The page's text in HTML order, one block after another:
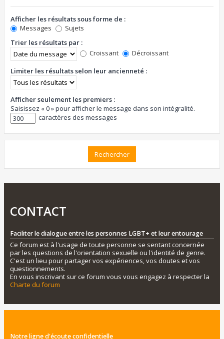
Afficher les résultats sous forme de :
Messages
Sujets
Trier les résultats par :
Croissant
Décroissant
Limiter les résultats selon leur ancienneté :
Afficher seulement les premiers :
Saisissez « 0 » pour afficher le message dans son intégralité.
caractères des messages
CONTACT
Faciliter le dialogue entre les personnes LGBT+ et leur entourage
Ce forum est à l'usage de toute personne se sentant concernée
par les questions de l'orientation sexuelle ou l'identité de genre.
C'est un lieu pour partager vos expériences, vos doutes et vos
questionnements.
En vous inscrivant sur ce forum vous vous engagez à respecter la
Charte du forum
Notre ligne d'écoute confidentielle